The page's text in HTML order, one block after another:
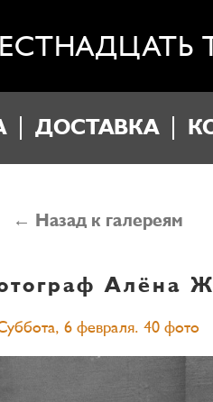
ДОСТАВКА
← Назад к галереям
Алёна
6 февраля. 40 фото